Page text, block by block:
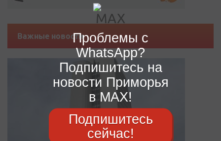
Важные новостиПроблемы с
WhatsApp?
Подпишитесь на
новости Приморья
в MAX!
Подпишитесь
сейчас!